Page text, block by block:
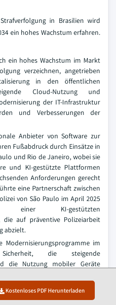
Kostenloses PDF Herunterladen
in Brasilien wird
ein hohes Wachstum erfahren.
ein hohes Wachstum im Markt
verzeichnen, angetrieben
in den öffentlichen
Cloud-Nutzung und
der IT-Infrastruktur
und Verbesserungen der
Anbieter von Software zur
Fußabdruck durch Einsätze in
und Rio de Janeiro, wobei sie
und KI-gestützte Plattformen
Anforderungen gerecht
eine Partnerschaft zwischen
von São Paulo im April 2025
einer KI-gestützten
die auf präventive Polizeiarbeit
abzielt.
Modernisierungsprogramme im
die steigende
die Nutzung mobiler Geräte
cloudbasierten Lösungen für
der Kriminalprävention, der
Beweismanagement im